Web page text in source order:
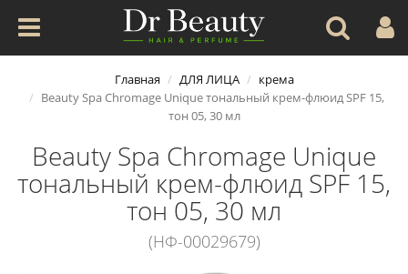
Главная ДЛЯ ЛИЦА
крема
Beauty Spa Chromage Unique тональный крем-флюид SPF 15,
тон 05, 30 мл
Beauty Spa Chromage Unique
тональный крем-флюид SPF 15,
тон 05, 30 мл
(НФ-00029679)